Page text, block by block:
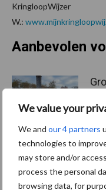
We value your
We and our 4 partners
technologies to
may store and/or
process the personal
browsing data, for
KringloopWijzer
W.:
Aanbevolen
De